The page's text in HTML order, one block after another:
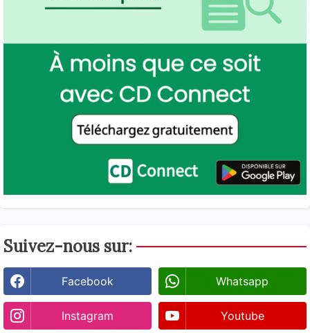
Suivez-nous sur:
Facebook Whatsapp
Instagram Youtube